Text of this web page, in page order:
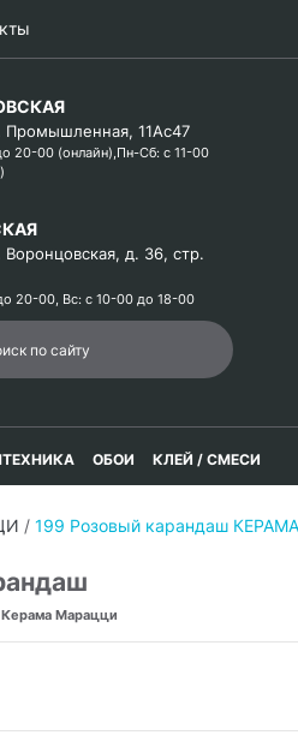
Промышленная, 11Ас47
20-00 (онлайн),Пн-Сб: с 11-00
Воронцовская, д. 36, стр.
20-00, Вс: с 10-00 до 18-00
ОБОИ КЛЕЙ / СМЕСИ
/ 199 Розовый карандаш
Керама Марацци